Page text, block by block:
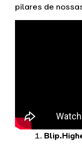
pilares de